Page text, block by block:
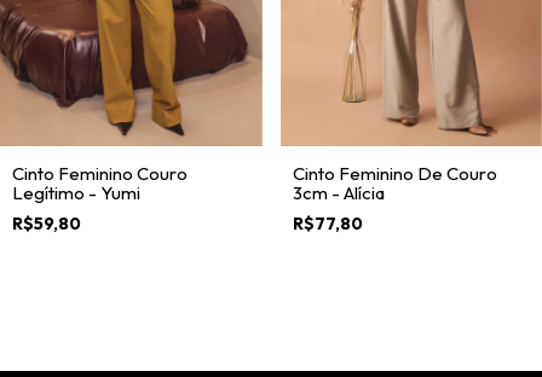
Cinto Feminino Couro
Legítimo - Yumi
R$59,80
Cinto Feminino De Couro
3cm - Alícia
R$77,80